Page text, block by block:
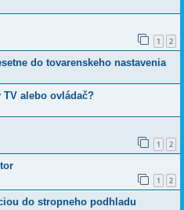
1 2
do tovarenskeho nastavenia
TV alebo ovládač?
1 2
1 2
do stropneho podhladu